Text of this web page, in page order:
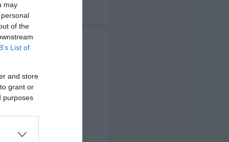
may
of the
List of
and store
grant or
purposes